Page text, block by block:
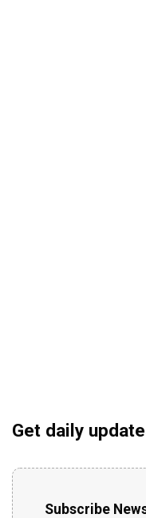
Get daily
Subscribe